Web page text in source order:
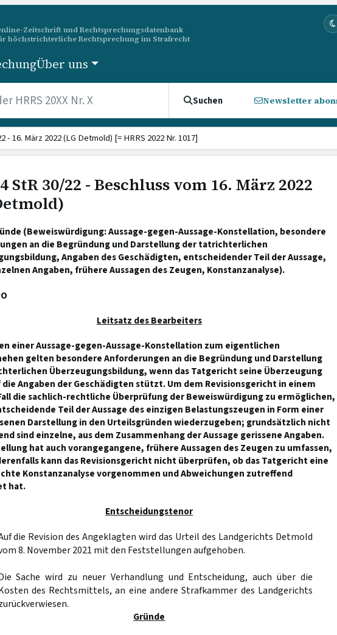
Zeitschrift und Rechtsprechungsdatenbank
höchstrichterliche Rechtsprechung im Strafrecht
Über uns
Suchen Newsletter
- 16. März 2022 (LG Detmold) [= HRRS 2022 Nr. 1017]
StR 30/22 - Beschluss vom 16. März 2022
(Beweiswürdigung: Aussage-gegen-Aussage-Konstellation, besondere
an die Begründung und Darstellung der tatrichterlichen
Angaben des Geschädigten, entscheidender Teil der Aussage,
Angaben, frühere Aussagen des Zeugen, Konstanzanalyse).
Leitsatz des Bearbeiters
einer Aussage-gegen-Aussage-Konstellation zum eigentlichen
gelten besondere Anforderungen an die Begründung und Darstellung
Überzeugungsbildung, wenn das Tatgericht seine Überzeugung
die Angaben der Geschädigten stützt. Um dem Revisionsgericht in einem
die sachlich-rechtliche Überprüfung der Beweiswürdigung zu ermöglichen,
Teil der Aussage des einzigen Belastungszeugen in Form einer
Darstellung in den Urteilsgründen wiederzugeben; grundsätzlich nicht
sind einzelne, aus dem Zusammenhang der Aussage gerissene Angaben.
hat auch vorangegangene, frühere Aussagen des Zeugen zu umfassen,
kann das Revisionsgericht nicht überprüfen, ob das Tatgericht eine
Konstanzanalyse vorgenommen und Abweichungen zutreffend
hat.
Entscheidungstenor
die Revision des Angeklagten wird das Urteil des Landgerichts Detmold
8. November 2021 mit den Feststellungen aufgehoben.
Sache wird zu neuer Verhandlung und Entscheidung, auch über die
des Rechtsmittels, an eine andere Strafkammer des Landgerichts
Gründe